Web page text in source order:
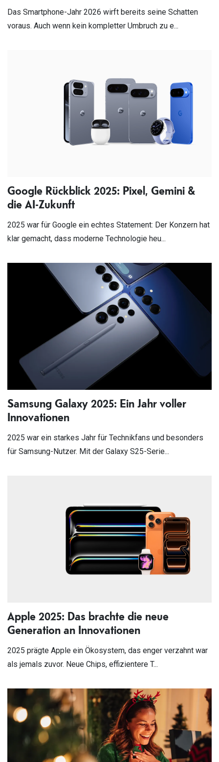
Das Smartphone-Jahr 2026 wirft bereits seine Schatten
voraus. Auch wenn kein kompletter Umbruch zu e...
Google Rückblick 2025: Pixel, Gemini &
die AI-Zukunft
2025 war für Google ein echtes Statement: Der Konzern hat
klar gemacht, dass moderne Technologie heu...
Samsung Galaxy 2025: Ein Jahr voller
Innovationen
2025 war ein starkes Jahr für Technikfans und besonders
für Samsung-Nutzer. Mit der Galaxy S25-Serie...
Apple 2025: Das brachte die neue
Generation an Innovationen
2025 prägte Apple ein Ökosystem, das enger verzahnt war
als jemals zuvor. Neue Chips, effizientere T...